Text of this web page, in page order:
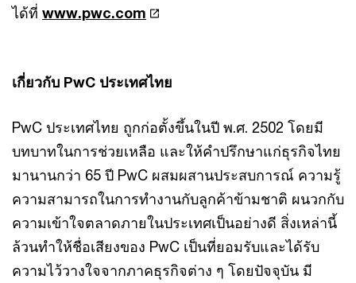
ได้ที่ www.pwc.com
เกี่ยวกับ PwC ประเทศไทย
PwC ประเทศไทย ถูกก่อตั้งขึ้นในปี พ.ศ. 2502 โดยมี
บทบาทในการช่วยเหลือ และให้คำปรึกษาแก่ธุรกิจไทย
มานานกว่า 65 ปี PwC ผสมผสานประสบการณ์ ความรู้
ความสามารถในการทำงานกับลูกค้าข้ามชาติ ผนวกกับ
ความเข้าใจตลาดภายในประเทศเป็นอย่างดี สิ่งเหล่านี้
ล้วนทำให้ชื่อเสียงของ PwC เป็นที่ยอมรับและได้รับ
ความไว้วางใจจากภาคธุรกิจต่าง ๆ โดยปัจจุบัน มี